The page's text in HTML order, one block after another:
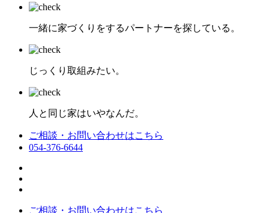
一緒に家づくりをするパートナーを探している。
じっくり取組みたい。
人と同じ家はいやなんだ。
ご相談・お問い合わせはこちら
054-376-6644
ご相談・お問い合わせはこちら